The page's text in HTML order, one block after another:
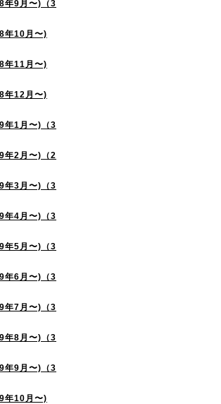
9月〜)（3
10月〜)
11月〜)
12月〜)
1月〜)（3
2月〜)（2
3月〜)（3
4月〜)（3
5月〜)（3
6月〜)（3
7月〜)（3
8月〜)（3
9月〜)（3
10月〜)